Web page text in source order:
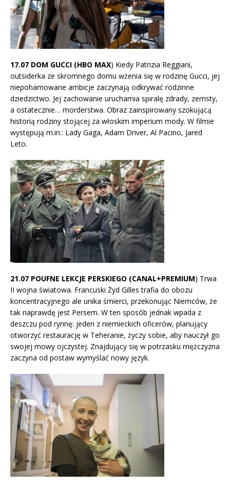
17.07 DOM GUCCI (HBO MAX) Kiedy Patrizia Reggiani,
outsiderka ze skromnego domu wżenia się w rodzinę Gucci, jej
niepohamowane ambicje zaczynają odkrywać rodzinne
dziedzictwo. Jej zachowanie uruchamia spiralę zdrady, zemsty,
a ostatecznie… morderstwa. Obraz zainspirowany szokującą
historią rodziny stojącej za włoskim imperium mody. W filmie
występują m.in.: Lady Gaga, Adam Driver, Al Pacino, Jared
Leto.
21.07 POUFNE LEKCJE PERSKIEGO (CANAL+PREMIUM) Trwa
II wojna światowa. Francuski Żyd Gilles trafia do obozu
koncentracyjnego ale unika śmierci, przekonując Niemców, że
tak naprawdę jest Persem. W ten sposób jednak wpada z
deszczu pod rynnę: jeden z niemieckich oficerów, planujący
otworzyć restaurację w Teheranie, życzy sobie, aby nauczył go
swojej mowy ojczystej. Znajdujący się w potrzasku mężczyzna
zaczyna od postaw wymyślać nowy język.